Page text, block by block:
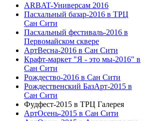
ARBAT-Универсам 2016
Пасхальный базар-2016 в ТРЦ
Сан Сити
Пасхальный фестиваль-2016 в
Первомайском сквере
АртВесна-2016 в Сан Сити
Крафт-маркет "Я - это мы-2016" в
Сан Сити
Рождество-2016 в Сан Сити
Рождественский БазАрт-2015 в
Сан Сити
Фудфест-2015 в ТРЦ Галерея
АртОсень-2015 в Сан Сити